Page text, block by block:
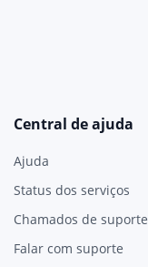
Central de ajuda
Ajuda
Status dos serviços
Chamados de suporte
Falar com suporte